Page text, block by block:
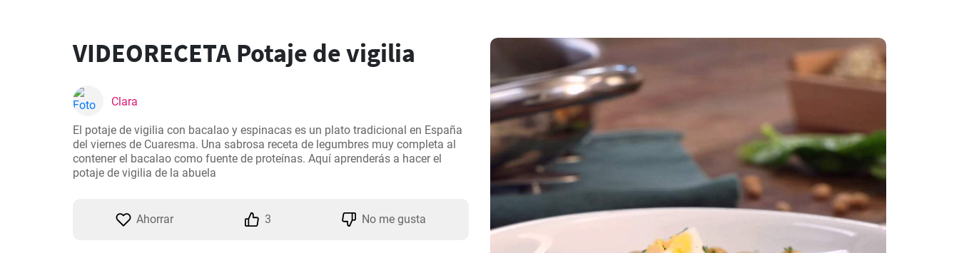
VIDEORECETA Potaje de vigilia
Clara
El potaje de vigilia con bacalao y espinacas es un plato tradicional en España
del viernes de Cuaresma. Una sabrosa receta de legumbres muy completa al
contener el bacalao como fuente de proteínas. Aquí aprenderás a hacer el
potaje de vigilia de la abuela
Ahorrar 3 No me gusta